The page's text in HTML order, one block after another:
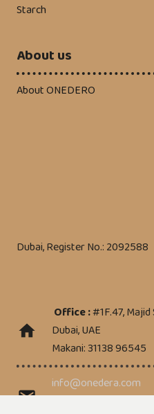
Starch
About us
About ONEDERO
Dubai, Register No.: 2092588
home
Office :#1F.47,
Dubai, UAE
Makani: 31138 96545
mail
info@onedera.com